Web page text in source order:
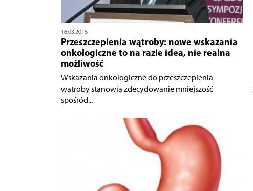
16.03.2016
Przeszczepienia wątroby: nowe wskazania
onkologiczne to na razie idea, nie realna
możliwość
Wskazania onkologiczne do przeszczepienia
wątroby stanowią zdecydowanie mniejszość
spośród...